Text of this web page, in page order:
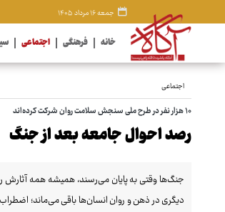
جمعه ۱۶ مرداد ۱۴۰۵
خانه فرهنگی اجتماعی
اجتماعی
۱۰ هزار نفر در طرح ملی سنجش سلامت روان شرکت کرده‌اند
رصد احوال جامعه بعد از جنگ
جنگ‌ها وقتی به پایان می‌رسند، همیشه همه آثارش
دیگری در ذهن و روان انسان‌ها باقی می‌ماند؛